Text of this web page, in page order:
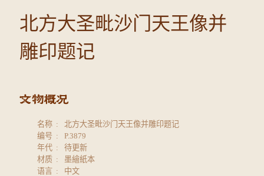
北方大圣毗沙门天王像并
雕印题记
名称
北方大圣毗沙门天王像并雕印题记
编号
P.3879
年代
待更新
材质
墨繪紙本
语言
中文